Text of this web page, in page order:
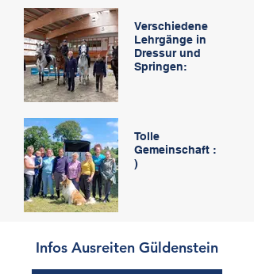
Verschiedene
Lehrgänge in
Dressur und
Springen:
Tolle
Gemeinschaft :
)
Infos Ausreiten Güldenstein